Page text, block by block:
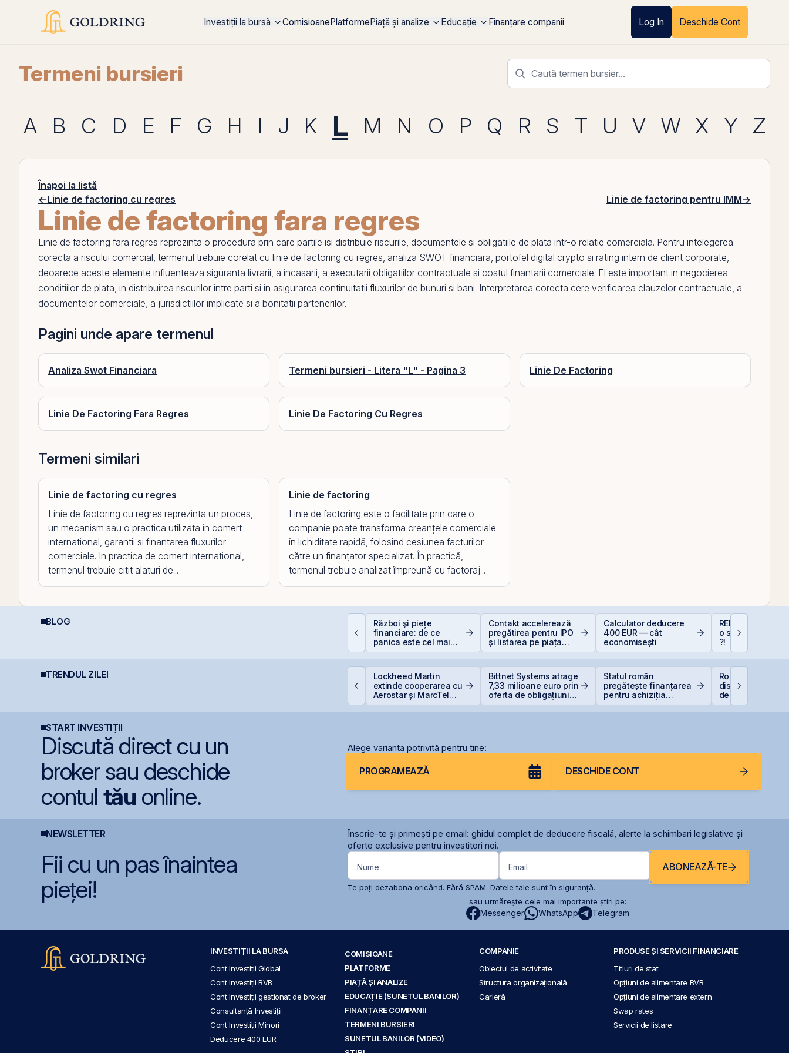
Investiții la bursă ComisioanePlatformePiață și analize Educație Finanțare companii Log In Deschide Cont
Termeni bursieri
A B C D E F G H I J K L M N O P Q R S T U V W X Y Z
Înapoi la listă
←Linie de factoring cu regres Linie de factoring pentru IMM→
Linie de factoring fara regres
Linie de factoring fara regres reprezinta o procedura prin care partile isi distribuie riscurile, documentele si obligatiile de plata intr-o relatie comerciala. Pentru intelegerea
corecta a riscului comercial, termenul trebuie corelat cu linie de factoring cu regres, analiza SWOT financiara, portofel digital crypto si rating intern de client corporate,
deoarece aceste elemente influenteaza siguranta livrarii, a incasarii, a executarii obligatiilor contractuale si costul finantarii comerciale. El este important in negocierea
conditiilor de plata, in distribuirea riscurilor intre parti si in asigurarea continuitatii fluxurilor de bunuri si bani. Interpretarea corecta cere verificarea clauzelor contractuale, a
documentelor comerciale, a jurisdictiilor implicate si a bonitatii partenerilor.
Pagini unde apare termenul
Analiza Swot Financiara Termeni bursieri - Litera "L" - Pagina 3 Linie De Factoring
Linie De Factoring Fara Regres Linie De Factoring Cu Regres
Termeni similari
Linie de factoring cu regres
Linie de factoring cu regres reprezinta un proces,
un mecanism sau o practica utilizata in comert
international, garantii si finantarea fluxurilor
comerciale. In practica de comert international,
termenul trebuie citit alaturi de...
Linie de factoring
Linie de factoring este o facilitate prin care o
companie poate transforma creanțele comerciale
în lichiditate rapidă, folosind cesiunea facturilor
către un finanțator specializat. În practică,
termenul trebuie analizat împreună cu factoraj...
BLOG
Depozitele Bancare:
Război și piețe
financiare: de ce
panica este cel mai
scump sfat
Contakt accelerează
pregătirea pentru IPO
și listarea pe piața
AeRO a BVB
Calculator deducere
400 EUR — cât
economisești
REIT-urile
o supapă pentru
?!
TRENDUL ZILEI
Producția centralei de
Lockheed Martin
extinde cooperarea cu
Aerostar și MarcTel
Bittnet Systems atrage
7,33 milioane euro prin
oferta de obligațiuni
Statul român
pregătește finanțarea
pentru achiziția
România începe
discuțiile cu
de rating pentru
menținerea
START INVESTIȚII
Discută direct cu un
broker sau deschide
contul tău online.
Alege varianta potrivită pentru tine:
PROGRAMEAZĂ DESCHIDE CONT
NEWSLETTER
Înscrie-te și primești pe email: ghidul complet de deducere fiscală, alerte la schimbari legislative și
oferte exclusive pentru investitori noi.
Fii cu un pas înaintea
pieței!
Nume Email ABONEAZĂ-TE
Te poți dezabona oricând. Fără SPAM. Datele tale sunt în siguranță.
sau urmărește cele mai importante știri pe:
Messenger WhatsApp Telegram
INVESTIȚII LA BURSA
Cont Investiții Global
Cont Investiții BVB
Cont Investiții gestionat de broker
Consultanță Investiții
Cont Investiții Minori
Deducere 400 EUR
COMISIOANE
PLATFORME
PIAȚĂ ȘI ANALIZE
EDUCAȚIE (SUNETUL BANILOR)
FINANȚARE COMPANII
TERMENI BURSIERI
SUNETUL BANILOR (VIDEO)
COMPANIE
Obiectul de activitate
Structura organizațională
Carieră
PRODUSE ȘI SERVICII FINANCIARE
Titluri de stat
Opțiuni de alimentare BVB
Opțiuni de alimentare extern
Swap rates
Servicii de listare